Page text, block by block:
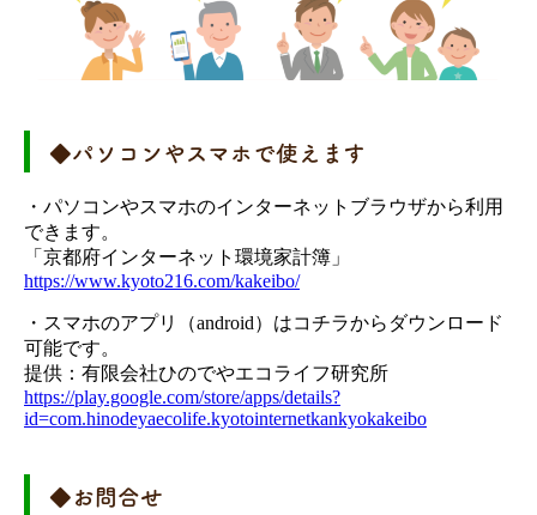
◆パソコンやスマホで使えます
・パソコンやスマホのインターネットブラウザから利用
できます。
「京都府インターネット環境家計簿」
https://www.kyoto216.com/kakeibo/
・スマホのアプリ（android）はコチラからダウンロード
可能です。
提供：有限会社ひのでやエコライフ研究所
https://play.google.com/store/apps/details?
id=com.hinodeyaecolife.kyotointernetkankyokakeibo
◆お問合せ